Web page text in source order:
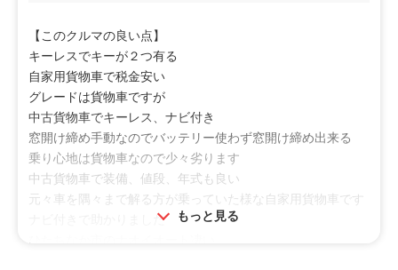
【このクルマの良い点】
キーレスでキーが２つ有る
自家用貨物車で税金安い
グレードは貨物車ですが
中古貨物車でキーレス、ナビ付き
窓開け締め手動なのでバッテリー使わず窓開け締め出来る
乗り心地は貨物車なので少々劣ります
中古貨物車で装備、値段、年式も良い
元々車を隅々まで解る方が乗っていた様な自家用貨物車です
ナビ付きで助かりました
ひたちなか市のナオイオート凄い
もっと見る